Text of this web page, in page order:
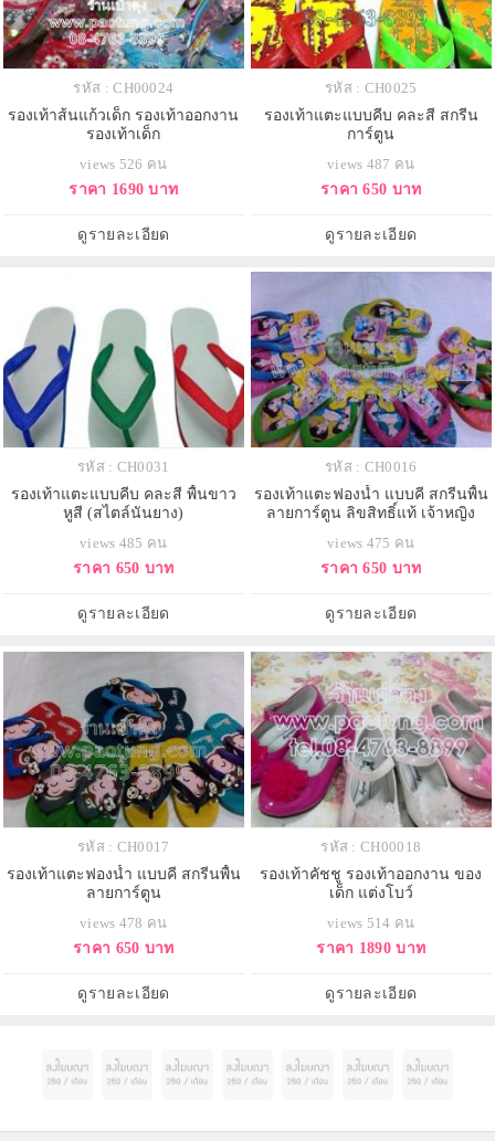
รหัส : CH00024
รองเท้าส้นแก้วเด็ก รองเท้าออกงาน
รองเท้าเด็ก
views 526 คน
ราคา 1690 บาท
ดูรายละเอียด
รหัส : CH0025
รองเท้าแตะแบบคีบ คละสี สกรีน
การ์ตูน
views 487 คน
ราคา 650 บาท
ดูรายละเอียด
รหัส : CH0031
รองเท้าแตะแบบคีบ คละสี พื้นขาว
หูสี (สไตล์นันยาง)
views 485 คน
ราคา 650 บาท
ดูรายละเอียด
รหัส : CH0016
รองเท้าแตะฟองน้ำ แบบคี สกรีนพื้น
ลายการ์ตูน ลิขสิทธิ์แท้ เจ้าหญิง
views 475 คน
ราคา 650 บาท
ดูรายละเอียด
รหัส : CH0017
รองเท้าแตะฟองน้ำ แบบคี สกรีนพื้น
ลายการ์ตูน
views 478 คน
ราคา 650 บาท
ดูรายละเอียด
รหัส : CH00018
รองเท้าคัชชู รองเท้าออกงาน ของ
เด็ก แต่งโบว์
views 514 คน
ราคา 1890 บาท
ดูรายละเอียด